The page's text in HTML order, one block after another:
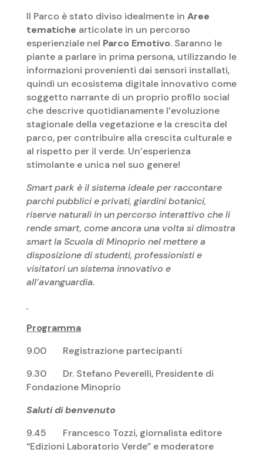
Il Parco è stato diviso idealmente in Aree
tematiche articolate in un percorso
esperienziale nel Parco Emotivo. Saranno le
piante a parlare in prima persona, utilizzando le
informazioni provenienti dai sensori installati,
quindi un ecosistema digitale innovativo come
soggetto narrante di un proprio profilo social
che descrive quotidianamente l’evoluzione
stagionale della vegetazione e la crescita del
parco, per contribuire alla crescita culturale e
al rispetto per il verde. Un’esperienza
stimolante e unica nel suo genere!
Smart park è il sistema ideale per raccontare
parchi pubblici e privati, giardini botanici,
riserve naturali in un percorso interattivo che li
rende smart, come ancora una volta si dimostra
smart la Scuola di Minoprio nel mettere a
disposizione di studenti, professionisti e
visitatori un sistema innovativo e
all’avanguardia.
Programma
9.00 Registrazione partecipanti
9.30 Dr. Stefano Peverelli, Presidente di
Fondazione Minoprio
Saluti di benvenuto
9.45 Francesco Tozzi, giornalista editore
“Edizioni Laboratorio Verde” e moderatore